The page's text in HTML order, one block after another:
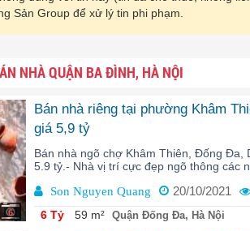
Sản Group để xử lý tin phi phạm.
NHÀ QUẬN BA ĐÌNH, HÀ NỘI
6
Bán nhà riêng tại phường Khâm
giá 5,9 tỷ
Bán nhà ngõ chợ Khâm Thiên, Đống Đa,
5.9 tỷ.- Nhà vị trí cực đẹp ngõ thông các
Son Nguyen Quang 20/10/2021
6 Tỷ 59 m² Quận Đống Đa, Hà Nội